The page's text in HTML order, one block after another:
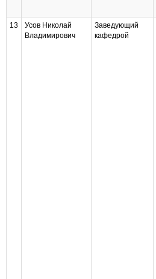
13
Усов Николай
Владимирович
Заведующий
кафедрой